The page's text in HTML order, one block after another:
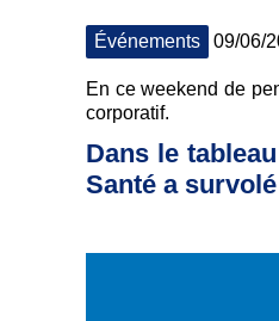
Événements 09/06/
En ce weekend de
corporatif.
Dans le
Santé a